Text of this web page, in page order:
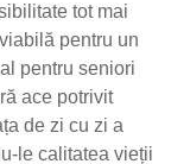
tot mai
pentru un
pentru seniori
ace potrivit
de zi cu zi a
le calitatea vieții